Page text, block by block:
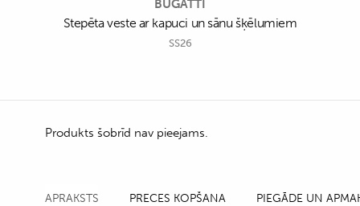
BUGATTI
Stepēta veste ar kapuci un sānu šķēlumiem
SS26
Produkts šobrīd nav pieejams.
APRAKSTS PRECES KOPŠANA PIEGĀDE UN